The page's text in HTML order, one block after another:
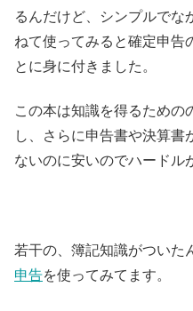
るんだけど、シンプルでな
ねて使ってみると確定申告
とに身に付きました。
この本は知識を得るための
し、さらに申告書や決算書
ないのに安いのでハードル
若干の、簿記知識がついた
申告を使ってみてます。